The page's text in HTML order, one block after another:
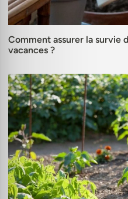
Comment assurer la survie
vacances ?